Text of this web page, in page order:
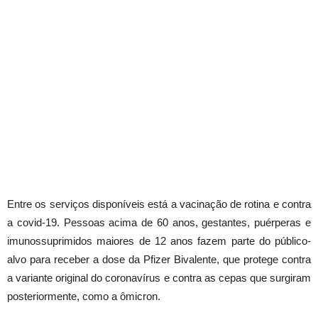
Entre os serviços disponíveis está a vacinação de rotina e contra
a covid-19. Pessoas acima de 60 anos, gestantes, puérperas e
imunossuprimidos maiores de 12 anos fazem parte do público-
alvo para receber a dose da Pfizer Bivalente, que protege contra
a variante original do coronavírus e contra as cepas que surgiram
posteriormente, como a ômicron.